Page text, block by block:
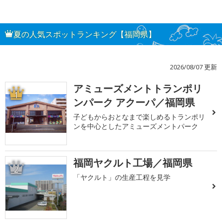
夏の人気スポットランキング【福岡県】
2026/08/07 更新
1
アミューズメントトランポリ
ンパーク アクーパ／福岡県
子どもからおとなまで楽しめるトランポリ
ンを中心としたアミューズメントパーク
2 福岡ヤクルト工場／福岡県
「ヤクルト」の生産工程を見学